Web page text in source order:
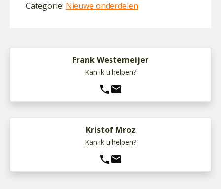
Categorie: Nieuwe onderdelen
Frank Westemeijer
Kan ik u helpen?
phone mail
Kristof Mroz
Kan ik u helpen?
phone mail